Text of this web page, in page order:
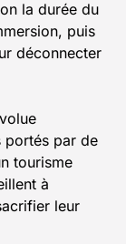
la durée du
puis
déconnecter
portés par de
tourisme
à
leur